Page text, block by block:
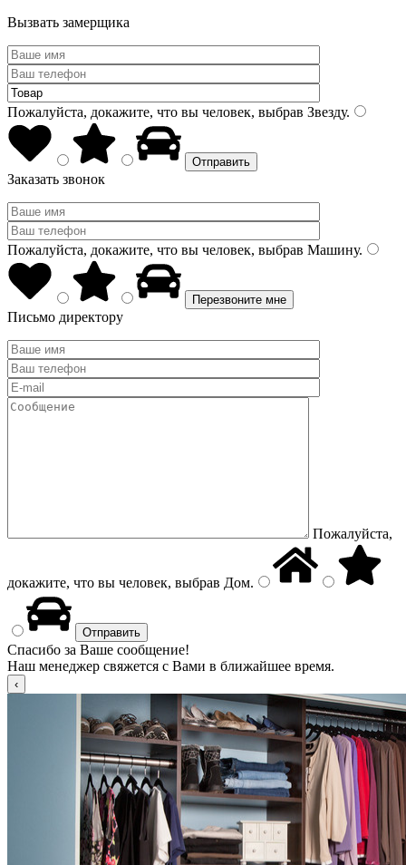
Вызвать замерщика
Пожалуйста, докажите, что вы человек, выбрав Звезду.
Заказать звонок
Пожалуйста, докажите, что вы человек, выбрав Машину.
Письмо директору
Пожалуйста,
докажите, что вы человек, выбрав Дом.
Спасибо за Ваше сообщение!
Наш менеджер свяжется с Вами в ближайшее время.